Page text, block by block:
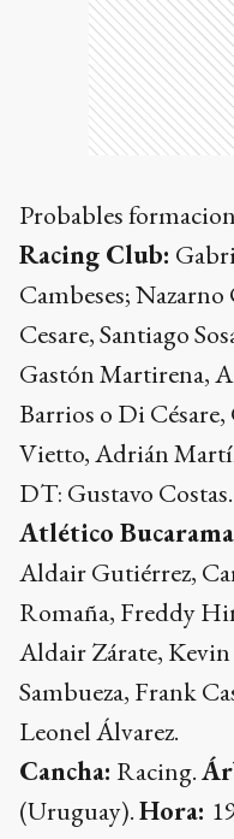
Probables
Racing Club:
Cambeses;
Cesare, Santiago
Gastón Martirena,
Barrios o Di
Vietto, Adrián
DT: Gustavo Costas.
Atlético
Aldair Gutiérrez,
Romaña, Freddy
Aldair Zárate,
Sambueza, Frank
Leonel Álvarez.
Cancha: Racing.
(Uruguay).Hora: